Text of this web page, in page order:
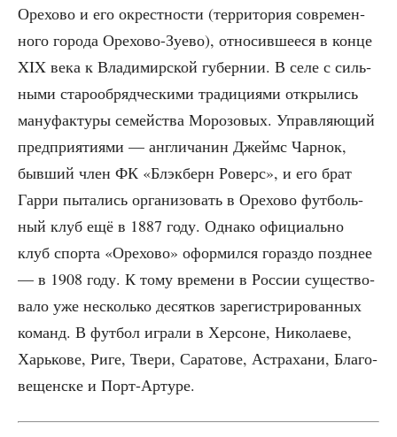
Оре­хо­во и его окрест­но­сти (тер­ри­то­рия совре­мен­
но­го горо­да Оре­хо­во-Зуе­во), отно­сив­ше­е­ся в кон­це
XIX века к Вла­ди­мир­ской губер­нии. В селе с силь­
ны­ми ста­ро­об­ряд­че­ски­ми тра­ди­ци­я­ми откры­лись
ману­фак­ту­ры семей­ства Моро­зо­вых. Управ­ля­ю­щий
пред­при­я­ти­я­ми — англи­ча­нин Джеймс Чар­нок,
быв­ший член ФК «Блэк­берн Роверс», и его брат
Гар­ри пыта­лись орга­ни­зо­вать в Оре­хо­во фут­боль­
ный клуб ещё в 1887 году. Одна­ко офи­ци­аль­но
клуб спор­та «Оре­хо­во» офор­мил­ся гораз­до позд­нее
— в 1908 году. К тому вре­ме­ни в Рос­сии суще­ство­
ва­ло уже несколь­ко десят­ков заре­ги­стри­ро­ван­ных
команд. В фут­бол игра­ли в Хер­соне, Нико­ла­е­ве,
Харь­ко­ве, Риге, Тве­ри, Сара­то­ве, Аст­ра­ха­ни, Бла­го­
ве­щен­ске и Порт-Артуре.